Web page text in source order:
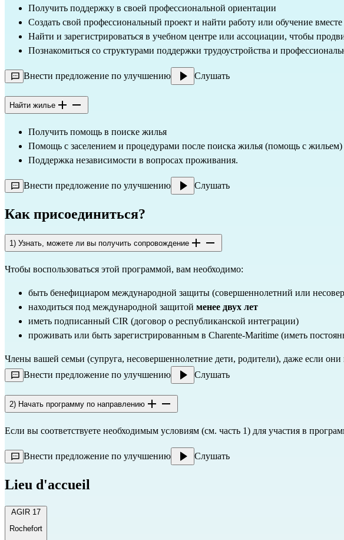
Получить поддержку в своей профессиональной ориентации
Создать свой профессиональный проект и найти работу или обучение
Найти и зарегистрироваться в учебном центре или ассоциации, чтобы
Познакомиться со структурами поддержки трудоустройства и
Внести предложение по улучшению Слушать
Найти жилье
Получить помощь в поиске жилья
Помощь с заселением и процедурами после поиска жилья (помощь с жильем)
Поддержка независимости в вопросах проживания.
Внести предложение по улучшению Слушать
Как присоединиться?
1) Узнать, можете ли вы получить сопровождение
Чтобы воспользоваться этой программой, вам необходимо:
быть бенефициаром международной защиты (совершеннолетний или
находиться под международной защитой менее двух лет
иметь подписанный CIR (договор о республиканской интеграции)
проживать или быть зарегистрированным в Charente-Maritime (иметь
Члены вашей семьи (супруга, несовершеннолетние дети, родители), даже если
Внести предложение по улучшению
Слушать
2) Начать программу по направлению
Если вы соответствуете необходимым условиям (см. часть 1) для участия в
Внести предложение по улучшению Слушать
Lieu d'accueil
AGIR 17
Rochefort